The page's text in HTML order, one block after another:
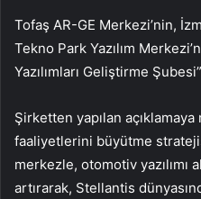
Tofaş AR-GE Merkezi’nin,
Tekno Park Yazılım
Yazılımları Geliştirme
Şirketten yapılan
faaliyetlerini büyütme
merkezle, otomotiv yazılımı
artırarak, Stellantis